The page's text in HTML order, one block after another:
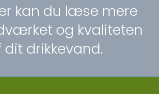
kan du læse mere
og kvaliteten
dit drikkevand.